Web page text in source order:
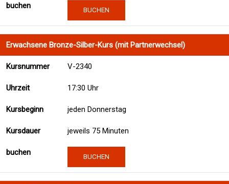
BUCHEN
Erwachsene Bronze-Silber-Kurs (mit Partnerwechsel)
V-2340
17:30 Uhr
jeden Donnerstag
jeweils 75 Minuten
BUCHEN